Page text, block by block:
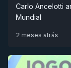
Carlo Ancelotti
Mundial
2 meses atrás